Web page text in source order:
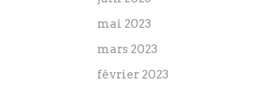
mai 2023
mars 2023
février 2023